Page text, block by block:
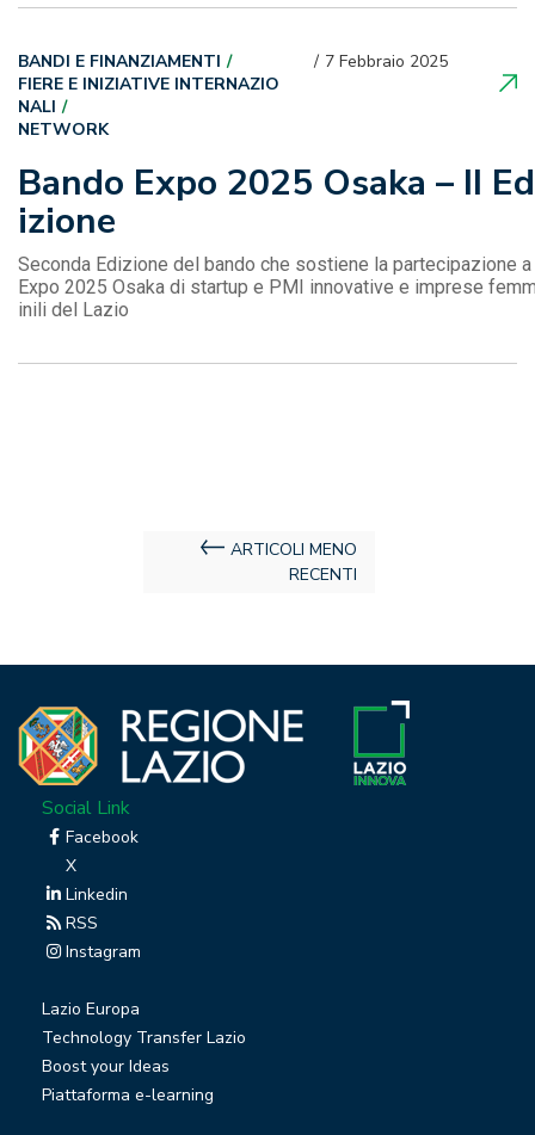
Bando Expo 2025 Osaka – II Ed
izione
7 Febbraio 2025
BANDI E FINANZIAMENTI
FIERE E INIZIATIVE INTERNAZIO
NALI
NETWORK
Seconda Edizione del bando che sostiene la partecipazione a
Expo 2025 Osaka di startup e PMI innovative e imprese
inili del Lazio
ARTICOLI MENO
RECENTI
Social Link
Facebook
X
Linkedin
RSS
Instagram
Lazio Europa
Technology Transfer Lazio
Boost your Ideas
Piattaforma e-learning